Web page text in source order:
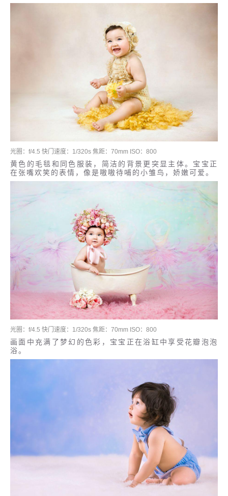
光圈：f/4.5 快门速度：1/320s 焦距：70mm ISO：800
黄色的毛毯和同色服装，简洁的背景更突显主体。宝宝正
在张嘴欢笑的表情，像是嗷嗷待哺的小雏鸟，娇嫩可爱。
光圈：f/4.5 快门速度：1/320s 焦距：70mm ISO：800
画面中充满了梦幻的色彩，宝宝正在浴缸中享受花瓣泡泡
浴。